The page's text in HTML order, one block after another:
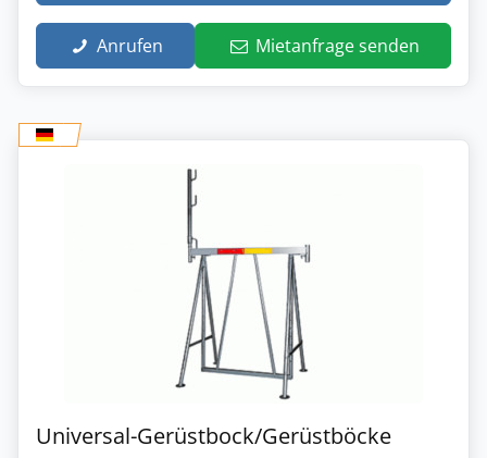
Anrufen Mietanfrage senden
Universal-Gerüstbock/Gerüstböcke